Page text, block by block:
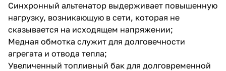
Синхронный альтенатор выдерживает повышенную
нагрузку, возникающую в сети, которая не
сказывается на исходящем напряжении;
Медная обмотка служит для долговечности
агрегата и отвода тепла;
Увеличенный топливный бак для долговременной